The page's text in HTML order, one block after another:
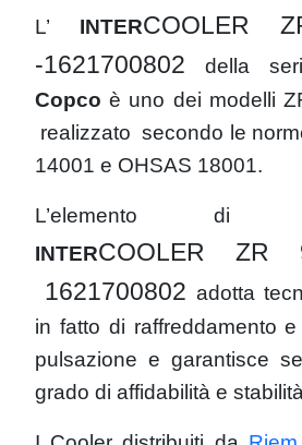
L’ INTERCOOLER
-1621700802 della
Copco è uno dei modelli
realizzato secondo le
14001 e OHSAS 18001.
L’elemento di
INTERCOOLER
1621700802 adotta
in fatto di raffreddamento
pulsazione e garantisce
grado di affidabilità e